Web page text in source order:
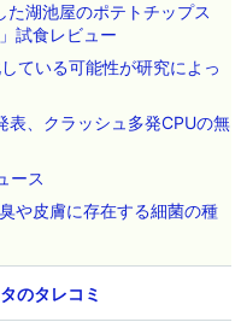
た湖池屋のポテトチップス
試食レビュー
ている可能性が研究によっ
表、クラッシュ多発CPUの無
ース
や皮膚に存在する細菌の種
のタレコミ